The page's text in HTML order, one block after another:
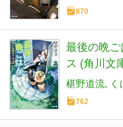
870
最後の晩
ス (角川文
椹野道流 く
762